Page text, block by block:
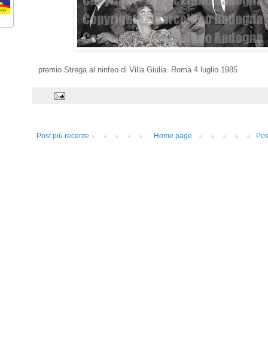
premio Strega al ninfeo di Villa Giulia. Roma 4 luglio 1985
Post più recente Home page